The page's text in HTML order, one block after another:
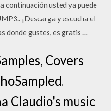
continuación usted ya puede
¡Descarga y escucha el
donde gustes, es gratis …
Covers
Claudio's music